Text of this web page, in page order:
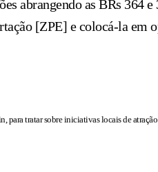
abrangendo as BRs 364
[ZPE] e colocá-la em
para tratar sobre iniciativas locais de